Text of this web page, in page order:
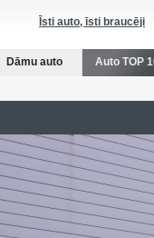
Īsti auto, īsti braucēji
Dāmu auto Auto TOP